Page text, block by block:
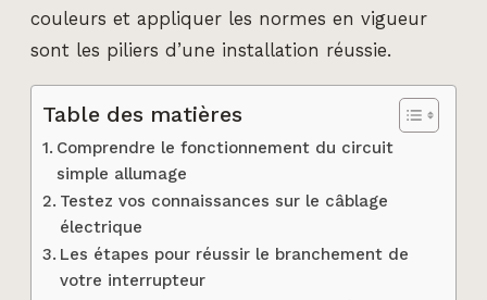
couleurs et appliquer les normes en vigueur
sont les piliers d’une installation réussie.
Table des matières
Comprendre le fonctionnement du circuit
simple allumage
Testez vos connaissances sur le câblage
électrique
Les étapes pour réussir le branchement de
votre interrupteur